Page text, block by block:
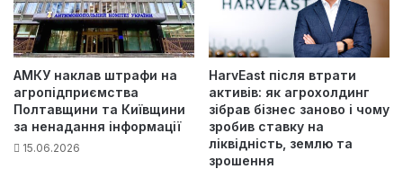
АМКУ наклав штрафи на
агропідприємства
Полтавщини та Київщини
за ненадання інформації
15.06.2026
HarvEast після втрати
активів: як агрохолдинг
зібрав бізнес заново і чому
зробив ставку на
ліквідність, землю та
зрошення